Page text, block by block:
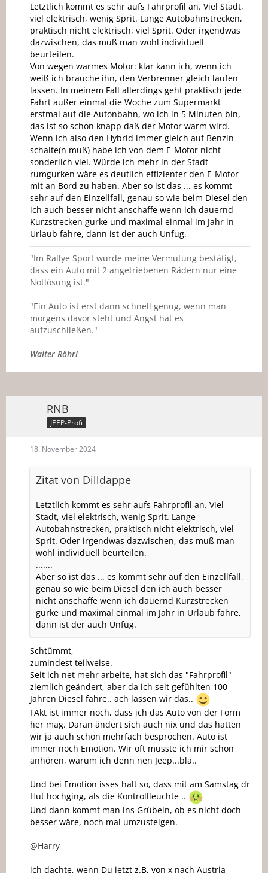
Letztlich kommt es sehr aufs Fahrprofil an. Viel Stadt,
viel elektrisch, wenig Sprit. Lange Autobahnstrecken,
praktisch nicht elektrisch, viel Sprit. Oder irgendwas
dazwischen, das muß man wohl individuell
beurteilen.
Von wegen warmes Motor: klar kann ich, wenn ich
weiß ich brauche ihn, den Verbrenner gleich laufen
lassen. In meinem Fall allerdings geht praktisch jede
Fahrt außer einmal die Woche zum Supermarkt
erstmal auf die Autonbahn, wo ich in 5 Minuten bin,
das ist so schon knapp daß der Motor warm wird.
Wenn ich also den Hybrid immer gleich auf Benzin
schalte(n muß) habe ich von dem E-Motor nicht
sonderlich viel. Würde ich mehr in der Stadt
rumgurken wäre es deutlich effizienter den E-Motor
mit an Bord zu haben. Aber so ist das ... es kommt
sehr auf den Einzellfall, genau so wie beim Diesel den
ich auch besser nicht anschaffe wenn ich dauernd
Kurzstrecken gurke und maximal einmal im Jahr in
Urlaub fahre, dann ist der auch Unfug.
"Im Rallye Sport wurde meine Vermutung bestätigt,
dass ein Auto mit 2 angetriebenen Rädern nur eine
Notlösung ist."
"Ein Auto ist erst dann schnell genug, wenn man
morgens davor steht und Angst hat es
aufzuschließen."
Walter Röhrl
RNB
JEEP-Profi
18. November 2024
Zitat von Dilldappe
Letztlich kommt es sehr aufs Fahrprofil an. Viel
Stadt, viel elektrisch, wenig Sprit. Lange
Autobahnstrecken, praktisch nicht elektrisch, viel
Sprit. Oder irgendwas dazwischen, das muß man
wohl individuell beurteilen.
.......
Aber so ist das ... es kommt sehr auf den Einzellfall,
genau so wie beim Diesel den ich auch besser
nicht anschaffe wenn ich dauernd Kurzstrecken
gurke und maximal einmal im Jahr in Urlaub fahre,
dann ist der auch Unfug.
Schtümmt,
zumindest teilweise.
Seit ich net mehr arbeite, hat sich das "Fahrprofil"
ziemlich geändert, aber da ich seit gefühlten 100
Jahren Diesel fahre.. ach lassen wir das..
FAkt ist immer noch, dass ich das Auto von der Form
her mag. Daran ändert sich auch nix und das hatten
wir ja auch schon mehrfach besprochen. Auto ist
immer noch Emotion. Wir oft musste ich mir schon
anhören, warum ich denn nen Jeep...bla..
Und bei Emotion isses halt so, dass mit am Samstag dr
Hut hochging, als die Kontrollleuchte ..
Und dann kommt man ins Grübeln, ob es nicht doch
besser wäre, noch mal umzusteigen.
@Harry
ich dachte, wenn Du jetzt z.B, von x nach Austria